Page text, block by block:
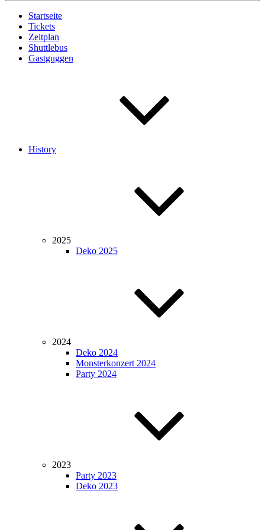
Startseite
Tickets
Zeitplan
Shuttlebus
Gastguggen
History
2025
Deko 2025
2024
Deko 2024
Monsterkonzert 2024
Party 2024
2023
Party 2023
Deko 2023